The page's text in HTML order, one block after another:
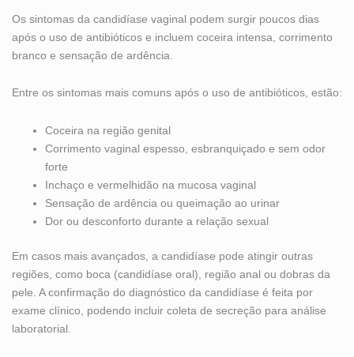
Os sintomas da candidíase vaginal podem surgir poucos dias
após o uso de antibióticos e incluem coceira intensa, corrimento
branco e sensação de ardência.
Entre os sintomas mais comuns após o uso de antibióticos, estão:
Coceira na região genital
Corrimento vaginal espesso, esbranquiçado e sem odor
forte
Inchaço e vermelhidão na mucosa vaginal
Sensação de ardência ou queimação ao urinar
Dor ou desconforto durante a relação sexual
Em casos mais avançados, a candidíase pode atingir outras
regiões, como boca (candidíase oral), região anal ou dobras da
pele. A confirmação do diagnóstico da candidíase é feita por
exame clínico, podendo incluir coleta de secreção para análise
laboratorial.